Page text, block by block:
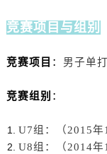
竞赛项目与组别
竞赛项目 ： 男子单
竞赛组别 ：
U7组：
（2015
U8组：（2014年